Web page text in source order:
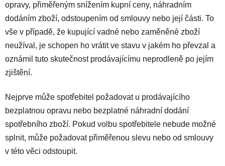
opravy, přiměřeným snížením kupní ceny, náhradním
dodáním zboží, odstoupením od smlouvy nebo její části. To
vše v případě, že kupující vadné nebo zaměněné zboží
neužíval, je schopen ho vrátit ve stavu v jakém ho převzal a
oznámil tuto skutečnost prodávajícímu neprodleně po jejím
zjištění.
Nejprve může spotřebitel požadovat u prodávajícího
bezplatnou opravu nebo bezplatné náhradní dodání
spotřebního zboží. Pokud volbu spotřebitele nebude možné
splnit, může požadovat přiměřenou slevu nebo od smlouvy
v této věci odstoupit.